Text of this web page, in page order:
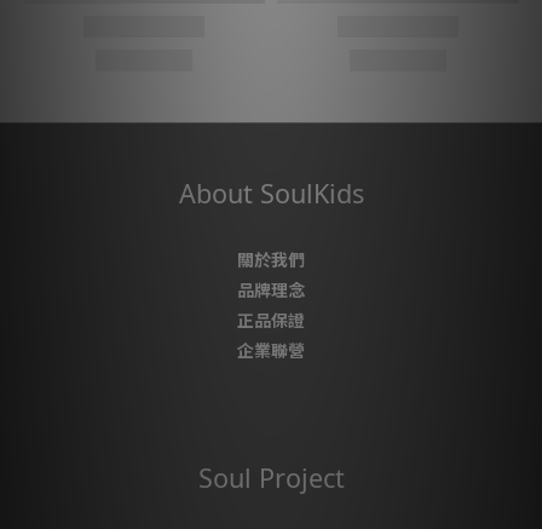
About SoulKids
關於我們
品牌理念
正品保證
企業聯營
Soul Project